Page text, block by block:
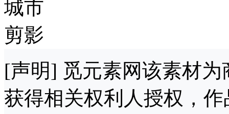
[声明] 觅元素网该素材
获得相关权利人授权，